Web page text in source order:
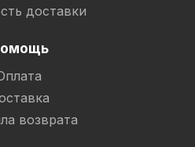
доставки
возврата